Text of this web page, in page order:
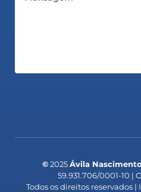
©2025Ávila
59.931.706/0001-10 |
Todos os direitos reservados |